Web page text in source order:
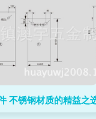
不锈钢材质的精益